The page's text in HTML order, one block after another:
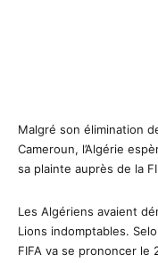
Malgré son élimination
Cameroun, l’Algérie
sa plainte auprès de la
Les Algériens avaient
Lions indomptables.
FIFA va se prononcer le